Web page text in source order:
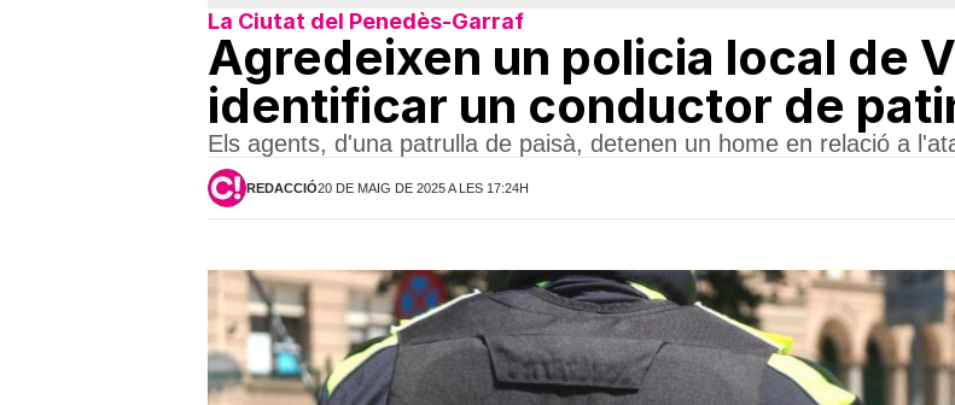
La Ciutat del Penedès-Garraf
Agredeixen un policia local de
identificar un conductor de
Els agents, d'una patrulla de paisà, detenen un home en relació a
REDACCIÓ20 DE MAIG DE 2025 A LES 17:24H